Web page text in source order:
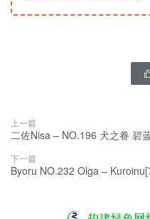
上一篇
二佐Nisa – NO.196 犬之眷 碧
下一篇
Byoru NO.232 Olga –